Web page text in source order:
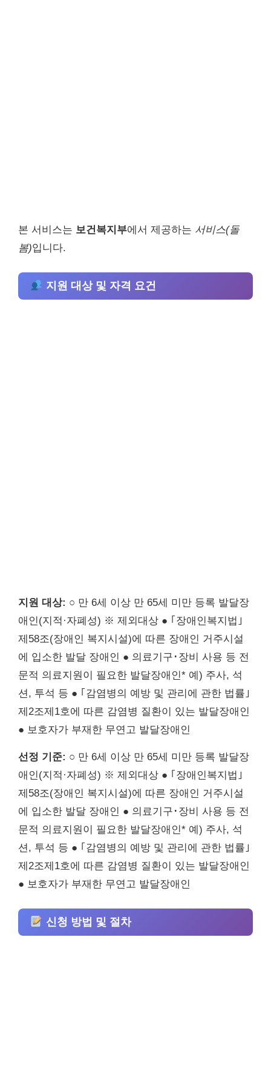
본 서비스는 보건복지부에서 제공하는 서비스(돌
봄)입니다.
지원 대상 및 자격 요건
지원 대상: ○ 만 6세 이상 만 65세 미만 등록 발달장
애인(지적·자폐성) ※ 제외대상 ● ｢장애인복지법｣
제58조(장애인 복지시설)에 따른 장애인 거주시설
에 입소한 발달 장애인 ● 의료기구･장비 사용 등 전
문적 의료지원이 필요한 발달장애인* 예) 주사, 석
션, 투석 등 ● ｢감염병의 예방 및 관리에 관한 법률｣
제2조제1호에 따른 감염병 질환이 있는 발달장애인
● 보호자가 부재한 무연고 발달장애인
선정 기준: ○ 만 6세 이상 만 65세 미만 등록 발달장
애인(지적·자폐성) ※ 제외대상 ● ｢장애인복지법｣
제58조(장애인 복지시설)에 따른 장애인 거주시설
에 입소한 발달 장애인 ● 의료기구･장비 사용 등 전
문적 의료지원이 필요한 발달장애인* 예) 주사, 석
션, 투석 등 ● ｢감염병의 예방 및 관리에 관한 법률｣
제2조제1호에 따른 감염병 질환이 있는 발달장애인
● 보호자가 부재한 무연고 발달장애인
신청 방법 및 절차